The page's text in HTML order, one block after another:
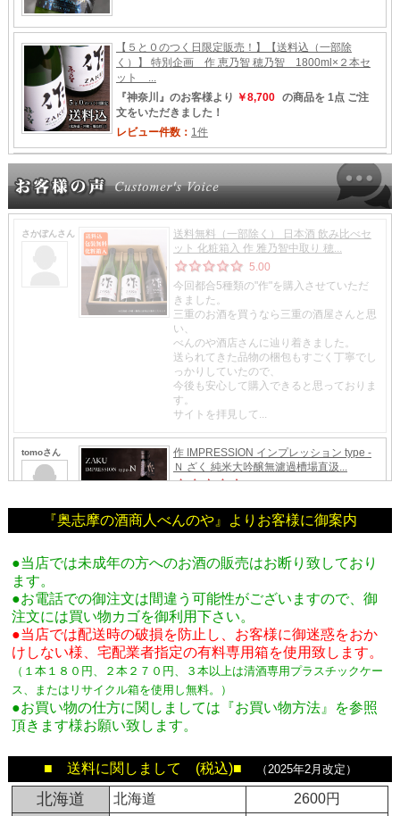
『奥志摩の酒商人べんのや』よりお客様に御案内
●当店では未成年の方へのお酒の販売はお断り致しており
ます。
●お電話での御注文は間違う可能性がございますので、御
注文には買い物カゴを御利用下さい。
●当店では配送時の破損を防止し、お客様に御迷惑をおか
けしない様、宅配業者指定の有料専用箱を使用致します。
（１本１８０円、２本２７０円、３本以上は清酒専用プラスチックケー
ス、またはリサイクル箱を使用し無料。
）
●お買い物の仕方に関しましては『お買い物方法』を参照
頂きます様お願い致します。
■ 送料に関しまして (税込)■ （2025年2月改定）
北海道 北海道 2600円